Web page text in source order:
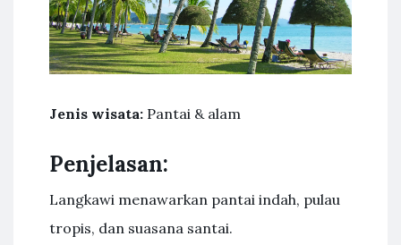
Jenis wisata: Pantai & alam
Penjelasan:
Langkawi menawarkan pantai indah, pulau
tropis, dan suasana santai.